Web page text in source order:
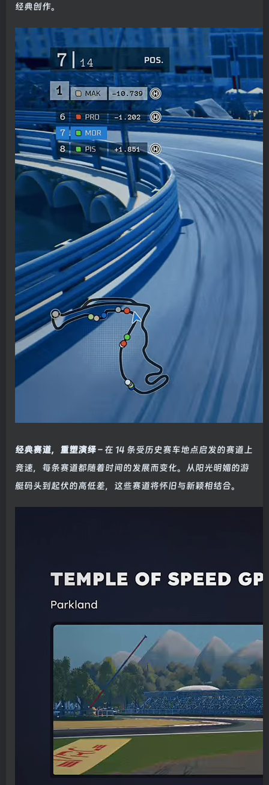
经典创作。
经典赛道，重塑演绎– 在 14 条受历史赛车地点启发的赛道上
竞速，每条赛道都随着时间的发展而变化。从阳光明媚的游
艇码头到起伏的高低差，这些赛道将怀旧与新颖相结合。